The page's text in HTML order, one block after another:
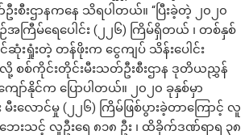
စီးဌာနကနေ သိရပါတယ်။ “ပြီးခဲ့တဲ့ ၂၀၂၀
အကြီမ်ရေပေါင်း (၂၂၆) ကြိမ်ရှိတယ် ၊ တစ်နှစ်
းရှုံးတဲ့ တန်ဖိုးက ငွေကျပ် သိန်းပေါင်း
လို့ စစ်ကိုင်းတိုင်းမီးသတ်ဦးစီးဌာန ဒုတိယညွှန်
ကျော်နိုင်က ပြောပါတယ်။ ၂၀၂၀ ခုနှစ်မှာ
လောင်မှု (၂၂၆) ကြိမ်ဖြစ်ပွားခဲ့တာကြောင့် လူ
ဘေးသင့် လူဦးရေ ၈၁၈ ဦး ၊ ထိခိုက်ဒဏ်ရာရ ၃၈